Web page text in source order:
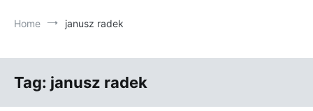
Home janusz radek
Tag: janusz radek